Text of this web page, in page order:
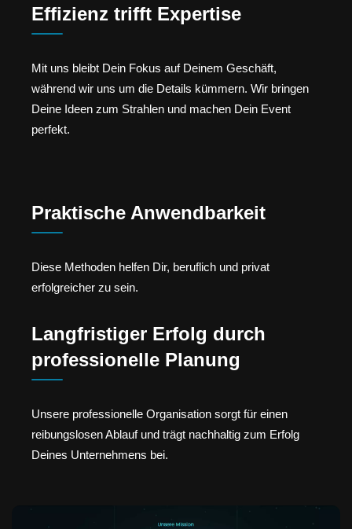
Effizienz trifft Expertise
Mit uns bleibt Dein Fokus auf Deinem Geschäft,
während wir uns um die Details kümmern. Wir bringen
Deine Ideen zum Strahlen und machen Dein Event
perfekt.
Praktische Anwendbarkeit
Diese Methoden helfen Dir, beruflich und privat
erfolgreicher zu sein.
Langfristiger Erfolg durch
professionelle Planung
Unsere professionelle Organisation sorgt für einen
reibungslosen Ablauf und trägt nachhaltig zum Erfolg
Deines Unternehmens bei.